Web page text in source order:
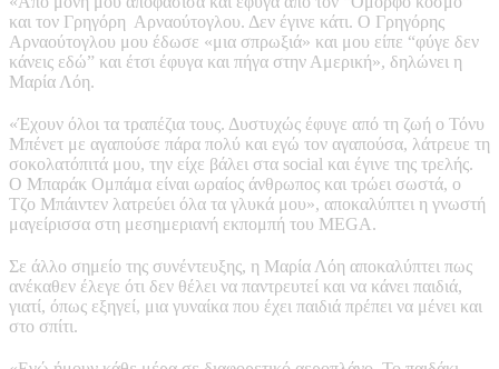
και τον Γρηγόρη Αρναούτογλου. Δεν έγινε κάτι. Ο Γρηγόρης
Αρναούτογλου μου έδωσε «μια σπρωξιά» και μου είπε “φύγε δεν
κάνεις εδώ” και έτσι έφυγα και πήγα στην Αμερική», δηλώνει η
Μαρία Λόη.
«Έχουν όλοι τα τραπέζια τους. Δυστυχώς έφυγε από τη ζωή ο Τόνυ
Μπένετ με αγαπούσε πάρα πολύ και εγώ τον αγαπούσα, λάτρευε τη
σοκολατόπιτά μου, την είχε βάλει στα social και έγινε της τρελής.
Ο Μπαράκ Ομπάμα είναι ωραίος άνθρωπος και τρώει σωστά, ο
Τζο Μπάιντεν λατρεύει όλα τα γλυκά μου», αποκαλύπτει η γνωστή
μαγείρισσα στη μεσημεριανή εκπομπή του MEGA.
Σε άλλο σημείο της συνέντευξης, η Μαρία Λόη αποκαλύπτει πως
ανέκαθεν έλεγε ότι δεν θέλει να παντρευτεί και να κάνει παιδιά,
γιατί, όπως εξηγεί, μια γυναίκα που έχει παιδιά πρέπει να μένει και
στο σπίτι.